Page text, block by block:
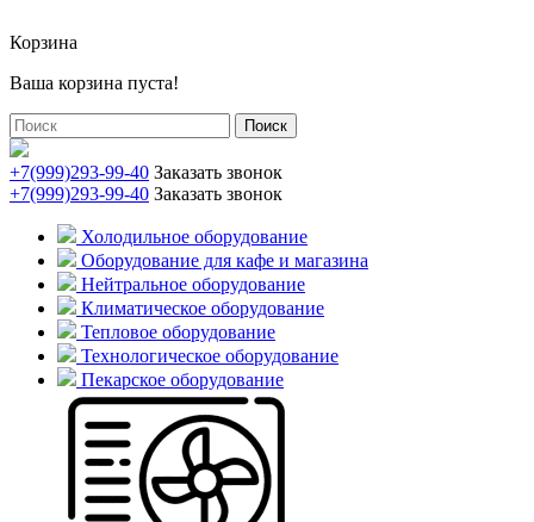
Корзина
Ваша корзина пуста!
Поиск
+7(999)293-99-40 Заказать звонок
+7(999)293-99-40 Заказать звонок
Холодильное оборудование
Оборудование для кафе и магазина
Нейтральное оборудование
Климатическое оборудование
Тепловое оборудование
Технологическое оборудование
Пекарское оборудование